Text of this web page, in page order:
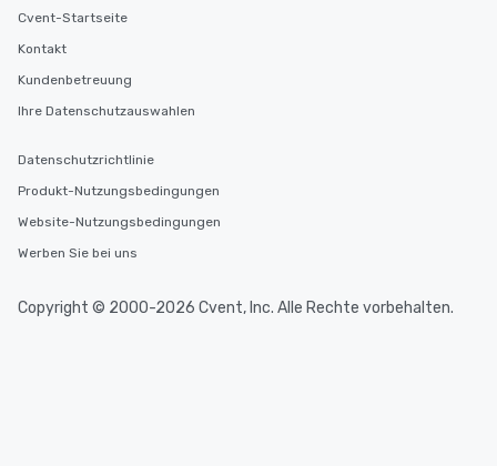
Cvent-Startseite
Kontakt
Kundenbetreuung
Ihre Datenschutzauswahlen
Datenschutzrichtlinie
Produkt-Nutzungsbedingungen
Website-Nutzungsbedingungen
Werben Sie bei uns
Copyright © 2000-2026 Cvent, Inc. Alle Rechte vorbehalten.